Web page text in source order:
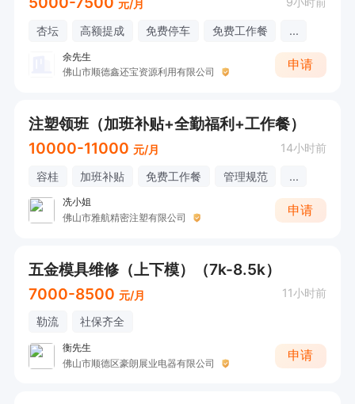
元/月
杏坛 高额提成 免费停车 免费工作餐 ...
余先生
佛山市顺德鑫还宝资源利用有限公司
申请
注塑领班（加班补贴+全勤福利+工作餐）
10000-11000 元/月 14小时前
容桂 加班补贴 免费工作餐 管理规范 ...
冼小姐
佛山市雅航精密注塑有限公司
申请
五金模具维修（上下模）（7k-8.5k）
7000-8500 元/月 11小时前
勒流 社保齐全
衡先生
佛山市顺德区豪朗展业电器有限公司
申请